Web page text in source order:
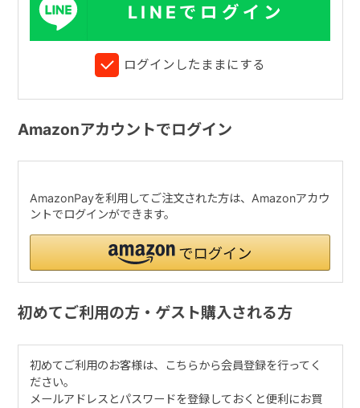
LINEでログイン
ログインしたままにする
Amazonアカウントでログイン
AmazonPayを利用してご注文された方は、Amazonアカウ
ントでログインができます。
初めてご利用の方・ゲスト購入される方
初めてご利用のお客様は、こちらから会員登録を行ってく
ださい。
メールアドレスとパスワードを登録しておくと便利にお買